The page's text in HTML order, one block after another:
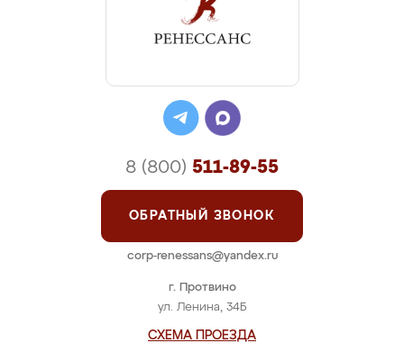
г. Протвино
ул. Ленина, 34Б
СХЕМА ПРОЕЗДА
8 (800) 511-89-55
ОБРАТНЫЙ ЗВОНОК
corp-renessans@yandex.ru